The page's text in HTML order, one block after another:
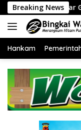
Langsung
ke
konten
Breaking News
Langit Biru
Hankam